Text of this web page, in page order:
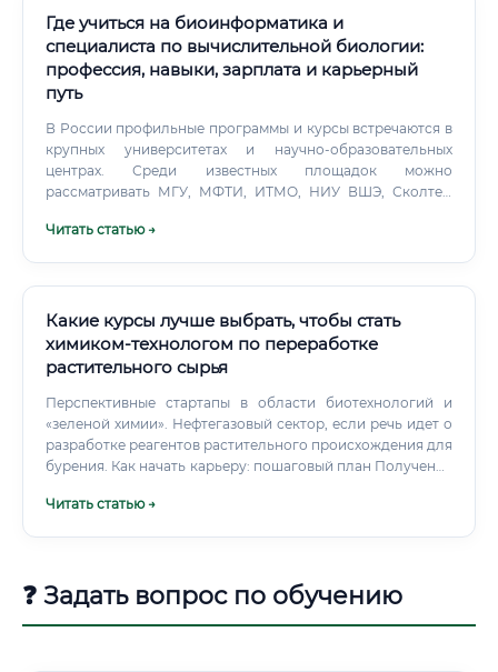
испытаниях».
Где учиться на биоинформатика и
специалиста по вычислительной биологии:
профессия, навыки, зарплата и карьерный
путь
В России профильные программы и курсы встречаются в
крупных университетах и научно-образовательных
центрах. Среди известных площадок можно
рассматривать МГУ, МФТИ, ИТМО, НИУ ВШЭ, Сколтех,
биологии, биотехнологии, компьютерных наук или
Читать статью →
Какие курсы лучше выбрать, чтобы стать
химиком-технологом по переработке
растительного сырья
Перспективные стартапы в области биотехнологий и
«зеленой химии». Нефтегазовый сектор, если речь идет о
разработке реагентов растительного происхождения для
бурения. Как начать карьеру: пошаговый план Получение
диплом вуза или ссуза по релевантной специальности.
Читать статью →
❓ Задать вопрос по обучению